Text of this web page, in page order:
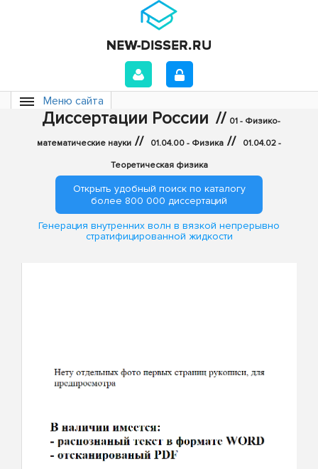
Меню сайта
Диссертации России // 01 - Физико-
математические науки // 01.04.00 - Физика // 01.04.02 -
Теоретическая физика
Открыть удобный поиск по каталогу
более 800 000 диссертаций
Генерация внутренних волн в вязкой непрерывно
стратифицированной жидкости